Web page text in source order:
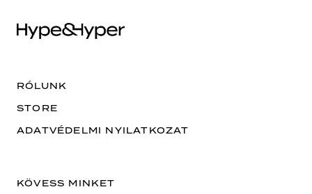
RÓLUNK
STORE
ADATVÉDELMI NYILATKOZAT
KÖVESS MINKET